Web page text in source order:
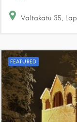
Valtakatu 35
FEATURED